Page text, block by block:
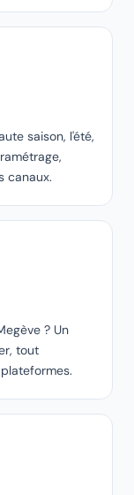
saison, l'été,
canaux.
? Un
tout